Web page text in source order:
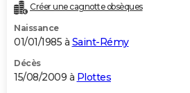
Créer une cagnotte obsèques
Naissance
01/01/1985 à Saint-Rémy
Décès
15/08/2009 à Plottes